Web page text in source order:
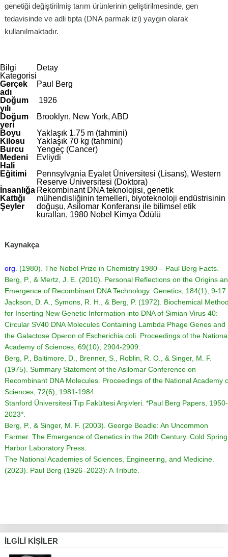
genetiği değiştirilmiş tarım ürünlerinin geliştirilmesinde, gen
tedavisinde ve adli tıpta (DNA parmak izi) yaygın olarak
kullanılmaktadır.
Bilgi
Kategorisi
Detay
Gerçek
adı
Paul Berg
Doğum
yılı
1926
Doğum
yeri
Brooklyn, New York, ABD
Boyu
Yaklaşık 1.75 m (tahmini)
Kilosu
Yaklaşık 70 kg (tahmini)
Burcu
Yengeç (Cancer)
Medeni
Hali
Evliydi
Eğitimi
Pennsylvania Eyalet Üniversitesi (Lisans), Western
Reserve Üniversitesi (Doktora)
İnsanlığa
Kattığı
Şeyler
Rekombinant DNA teknolojisi, genetik
mühendisliğinin temelleri, biyoteknoloji endüstrisinin
doğuşu, Asilomar Konferansı ile bilimsel etik
kuralları, 1980 Nobel Kimya Ödülü
Kaynakça
org . (1980). The Nobel Prize in Chemistry 1980 – Paul Berg Facts
Berg, P., & Mertz, J. E. (2010). Personal Reflections on the Origins
Emergence of Recombinant DNA Technology. Genetics, 184(1), 9-17.
Jackson, D. A., Symons, R. H., & Berg, P. (1972). Biochemical
for Inserting New Genetic Information into DNA of Simian Virus 40:
Circular SV40 DNA Molecules Containing Lambda Phage Genes and
the Galactose Operon of Escherichia coli . Proceedings of the
Academy of Sciences, 69(10), 2904-2909.
Berg, P., Baltimore, D., Brenner, S., Roblin, R. O., & Singer, M. F.
(1975). Summary Statement of the Asilomar Conference on
Recombinant DNA Molecules . Proceedings of the National Academy
Sciences, 72(6), 1981-1984.
Stanford Üniversitesi Tıp Fakültesi Arşivleri. *Paul Berg Papers, 1950-
2023*.
Berg, P., & Singer, M. F. (2003). George Beadle: An Uncommon
Farmer. The Emergence of Genetics in the 20th Century. Cold Spring
Harbor Laboratory Press.
The National Academies of Sciences, Engineering, and Medicine.
(2023). Paul Berg (1926–2023): A Tribute
İLGILI KIŞILER